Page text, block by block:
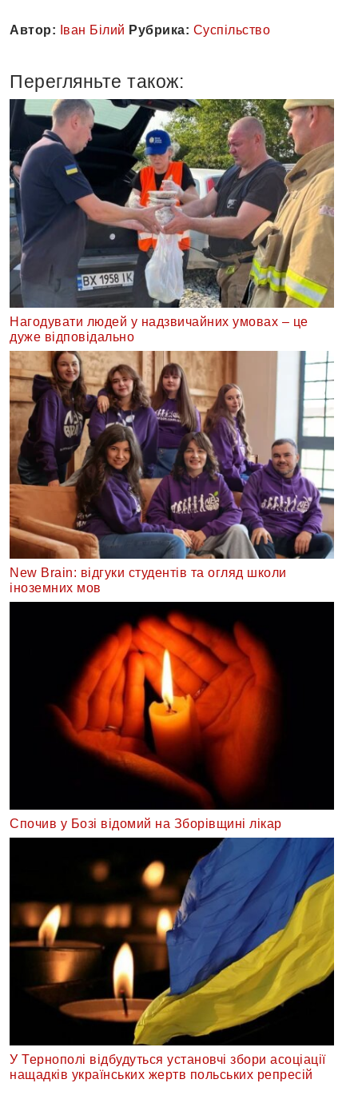
Автор: Іван Білий Рубрика: Суспільство
Перегляньте також:
Нагодувати людей у надзвичайних умовах – це
дуже відповідально
New Brain: відгуки студентів та огляд школи
іноземних мов
Спочив у Бозі відомий на Зборівщині лікар
У Тернополі відбудуться установчі збори асоціації
нащадків українських жертв польських репресій